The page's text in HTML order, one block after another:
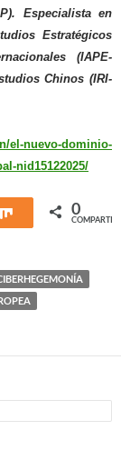
Especialista en
Estratégicos
(IAPE-
Chinos (IRI-
el-nuevo-dominio-
nid15122025/
Compartir
0
COMPARTIR